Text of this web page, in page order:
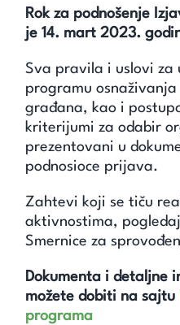
Rok za podnošenje
je 14. mart 2023.
Sva pravila i uslovi za
programu osnaživanja
građana, kao i
kriterijumi za odabir
prezentovani u
podnosioce prijava.
Zahtevi koji se tiču
aktivnostima,
Smernice za
Dokumenta i detaljne
možete dobiti na sajtu
programa